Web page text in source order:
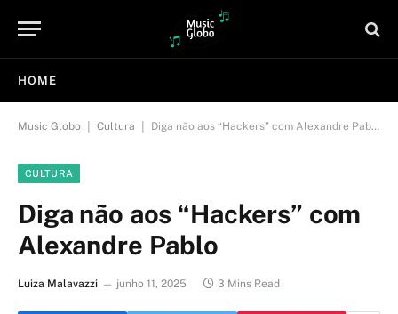
HOME
Music Globo Cultura Diga não aos “Hackers” com Alexandre Pablo
CULTURA
Diga não aos “Hackers” com
Alexandre Pablo
Luiza Malavazzi junho 11, 2025 3 Mins Read